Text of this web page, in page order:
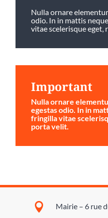
Nulla ornare
odio. In in mattis
vitae scelerisque eget,
Important
Nulla ornare
egestas odio. In in
fringilla vitae
porta velit.
 Mairie – 6 rue